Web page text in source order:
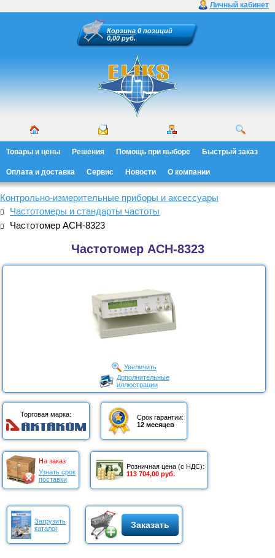
Личный кабинет
Корзина 0 позиций
0,00 руб.
Товары и цены Решения Помощь при выборе Быстрый заказ
Оплата и доставка Сервис Новости О компании
Контрольно-измерительные приборы и аксессуары
Частотомеры и стандарты частоты
Частотомер АСН-8323
Частотомер АСН-8323
Увеличить
Дополнительные
иллюстрации
Торговая марка:
Срок гарантии:
12 месяцев
На заказ
Узнать срок
поставки
Розничная цена (с НДС):
113 704,00 руб.
Загрузить
каталог
Заказать